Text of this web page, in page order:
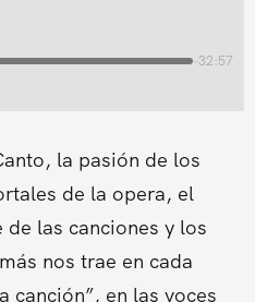
-32:57
la pasión de los
de la opera, el
las canciones y los
nos trae en cada
canción”, en las voces